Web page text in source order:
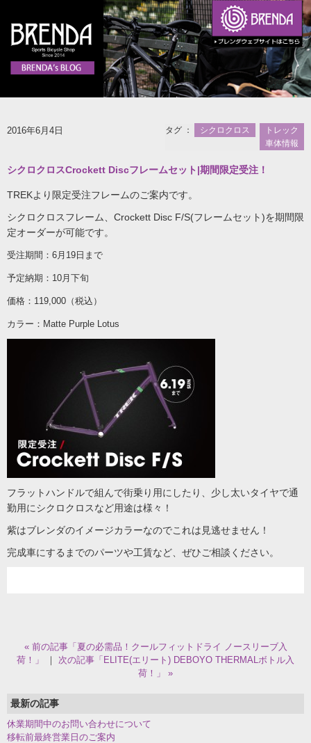
2016年6月4日 タグ ： シクロクロス
トレック
車体情報
シクロクロスCrockett Discフレームセット|期間限定受注！
TREKより限定受注フレームのご案内です。
シクロクロスフレーム、Crockett Disc F/S(フレームセット)を期間限
定オーダーが可能です。
受注期間：6月19日まで
予定納期：10月下旬
価格：119,000（税込）
カラー：Matte Purple Lotus
フラットハンドルで組んで街乗り用にしたり、少し太いタイヤで通
勤用にシクロクロスなど用途は様々！
紫はブレンダのイメージカラーなのでこれは見逃せません！
完成車にするまでのパーツや工賃など、ぜひご相談ください。
« 前の記事「夏の必需品！クールフィットドライ ノースリーブ入
荷！」
｜ 次の記事「ELITE(エリート) DEBOYO THERMALボトル入
荷！」 »
最新の記事
休業期間中のお問い合わせについて
移転前最終営業日のご案内